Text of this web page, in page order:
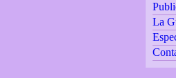
La